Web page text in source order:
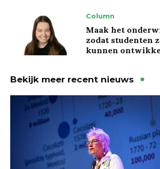
Column
Maak het
zodat studenten
kunnen
Bekijk meer recent nieuws